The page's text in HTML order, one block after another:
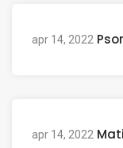
apr 14, 2022
apr 14, 2022